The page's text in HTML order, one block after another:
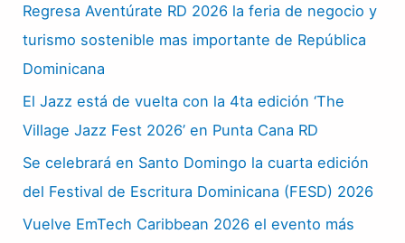
Regresa Aventúrate RD 2026 la feria de negocio y
turismo sostenible mas importante de República
Dominicana
El Jazz está de vuelta con la 4ta edición ‘The
Village Jazz Fest 2026’ en Punta Cana RD
Se celebrará en Santo Domingo la cuarta edición
del Festival de Escritura Dominicana (FESD) 2026
Vuelve EmTech Caribbean 2026 el evento más